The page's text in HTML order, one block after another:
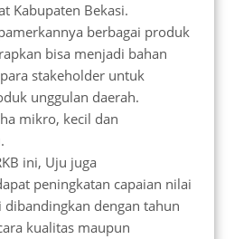
Kabupaten Bekasi.
berbagai produk
bisa menjadi bahan
stakeholder untuk
unggulan daerah.
mikro, kecil dan
ini, Uju juga
peningkatan capaian nilai
dengan tahun
kualitas maupun